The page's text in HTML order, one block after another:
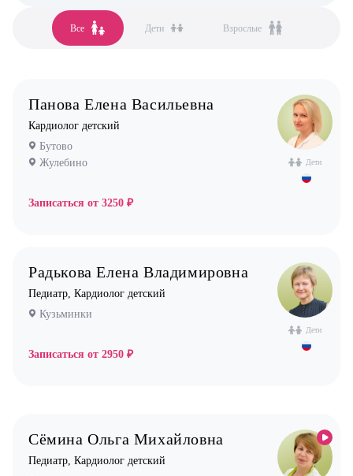
Все Дети Взрослые
Аллерголог-иммунолог
Анестезиолог
Кардиолог детский
Логопед
Нефролог
Ортопед
Остеопат
Психолог
Пульмонолог
Все клиники
Жулебино
Коммунарка
Кузьминки
Новокосино
Дети
Панова Елена Васильевна
Кардиолог детский
Бутово
Жулебино
Записаться от 3250 ₽
Дети
Радькова Елена Владимировна
Педиатр, Кардиолог детский
Кузьминки
Записаться от 2950 ₽
Сёмина Ольга Михайловна
Педиатр, Кардиолог детский